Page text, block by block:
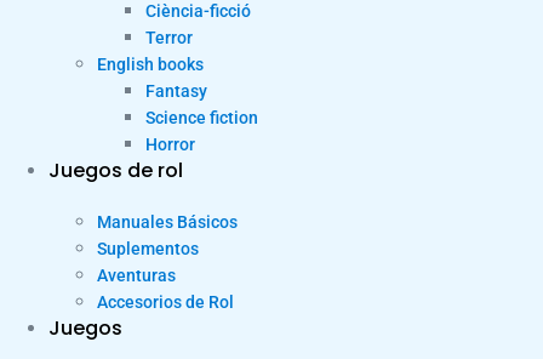
Ciència-ficció
Terror
English books
Fantasy
Science fiction
Horror
Juegos de rol
Manuales Básicos
Suplementos
Aventuras
Accesorios de Rol
Juegos